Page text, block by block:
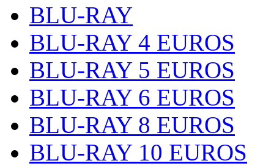
BLU-RAY
BLU-RAY 4 EUROS
BLU-RAY 5 EUROS
BLU-RAY 6 EUROS
BLU-RAY 8 EUROS
BLU-RAY 10 EUROS